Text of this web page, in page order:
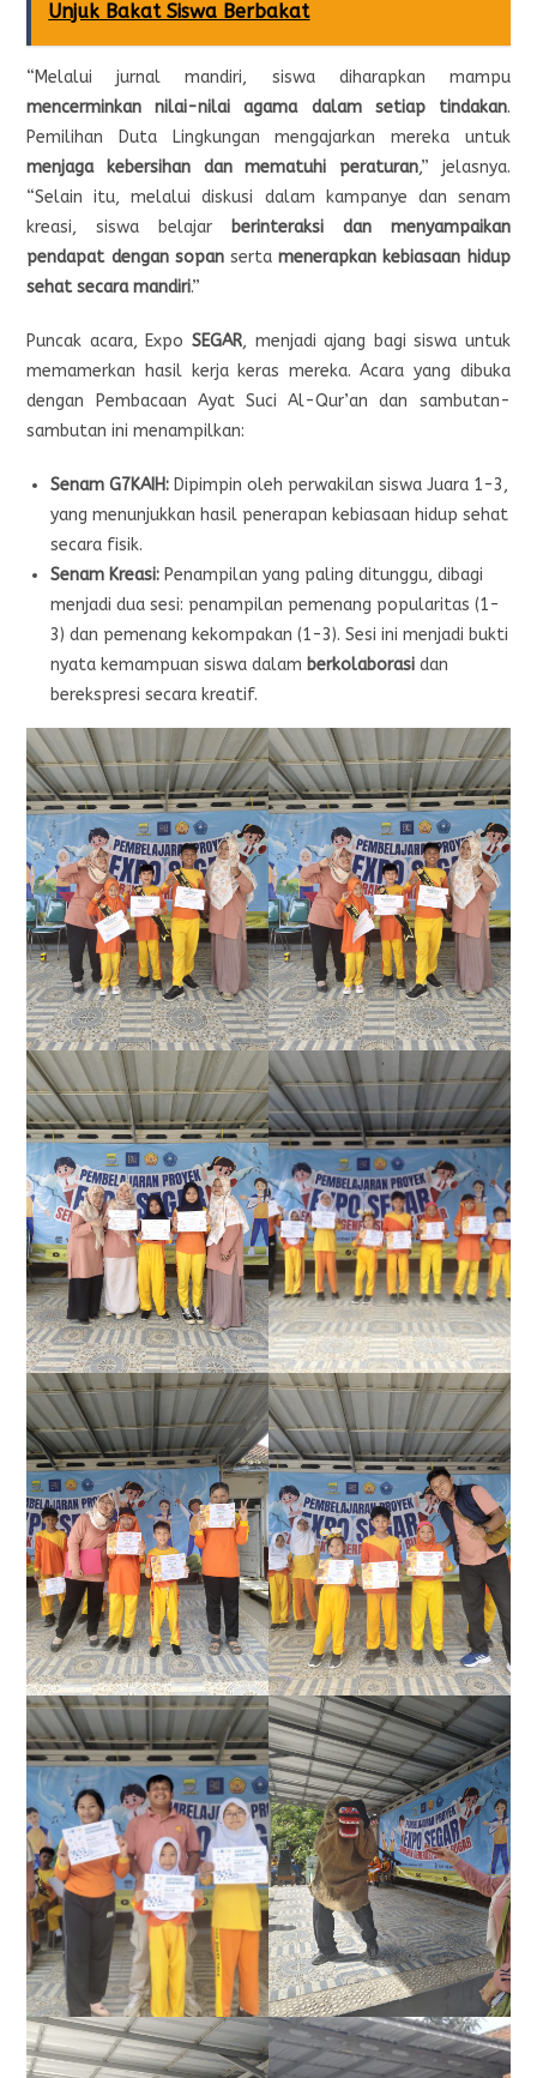
Unjuk Bakat Siswa Berbakat
“Melalui jurnal mandiri, siswa diharapkan mampu
mencerminkan nilai-nilai agama dalam setiap tindakan.
Pemilihan Duta Lingkungan mengajarkan mereka untuk
menjaga kebersihan dan mematuhi peraturan,” jelasnya.
“Selain itu, melalui diskusi dalam kampanye dan senam
kreasi, siswa belajar
berinteraksi dan menyampaikan
pendapat dengan sopansertamenerapkan kebiasaan hidup
sehat secara mandiri.”
Puncak acara, Expo SEGAR, menjadi ajang bagi siswa untuk
memamerkan hasil kerja keras mereka. Acara yang dibuka
dengan Pembacaan Ayat Suci Al-Qur’an dan sambutan-
sambutan ini menampilkan:
Senam G7KAIH: Dipimpin oleh perwakilan siswa Juara 1-3,
yang menunjukkan hasil penerapan kebiasaan hidup sehat
secara fisik.
Senam Kreasi: Penampilan yang paling ditunggu, dibagi
menjadi dua sesi: penampilan pemenang popularitas (1-
3) dan pemenang kekompakan (1-3). Sesi ini menjadi bukti
nyata kemampuan siswa dalam berkolaborasi dan
berekspresi secara kreatif.